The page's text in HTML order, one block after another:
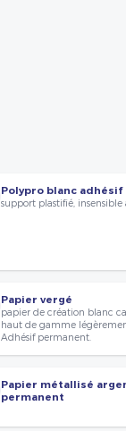
Polypro blanc
support plastifié, insensible
Papier vergé
papier de création blanc
haut de gamme
Adhésif permanent.
Papier métallisé
permanent